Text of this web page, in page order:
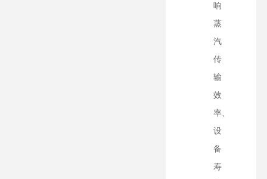
响
蒸
汽
传
输
效
率、
设
备
寿